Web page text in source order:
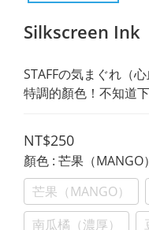
Silkscreen Ink
STAFFの気まぐれ（心
特調的顏色！不知道
NT$250
顏色 : 芒果（MANGO）
芒果（MANGO）
南瓜橘（濃厚）